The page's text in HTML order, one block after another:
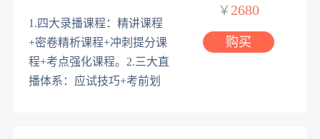
1.四大录播课程：精讲课程
+密卷精析课程+冲刺提分课
程+考点强化课程。2.三大直
播体系：应试技巧+考前划
￥ 2680
购买